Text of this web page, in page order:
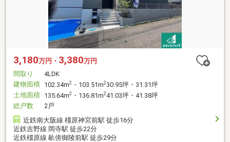
3,180万円・ 3,380万円
間取り
4LDK
建物面積 102.34m2 ・103.51m230.95坪・31.31坪
土地面積 135.64m2 ・136.81m241.03坪・41.38坪
総戸数
2戸
近鉄南大阪線 橿原神宮前駅 徒歩16分
近鉄吉野線 岡寺駅 徒歩22分
近鉄橿原線 畝傍御陵前駅 徒歩29分